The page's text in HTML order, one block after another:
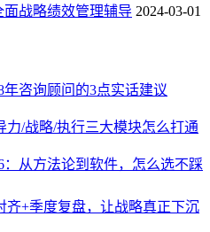
面战略绩效管理辅导 2024-03-01
咨询顾问的3点实话建议
/战略/执行三大模块怎么打通
从方法论到软件，怎么选不踩
+季度复盘，让战略真正下沉